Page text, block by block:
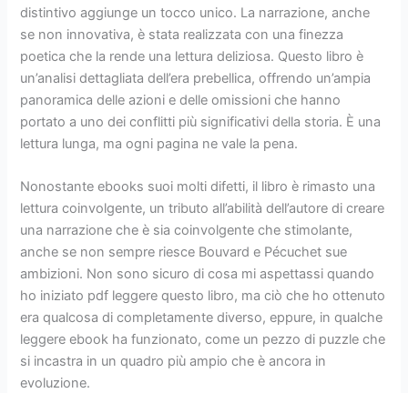
distintivo aggiunge un tocco unico. La narrazione, anche
se non innovativa, è stata realizzata con una finezza
poetica che la rende una lettura deliziosa. Questo libro è
un’analisi dettagliata dell’era prebellica, offrendo un’ampia
panoramica delle azioni e delle omissioni che hanno
portato a uno dei conflitti più significativi della storia. È una
lettura lunga, ma ogni pagina ne vale la pena.
Nonostante ebooks suoi molti difetti, il libro è rimasto una
lettura coinvolgente, un tributo all’abilità dell’autore di creare
una narrazione che è sia coinvolgente che stimolante,
anche se non sempre riesce Bouvard e Pécuchet sue
ambizioni. Non sono sicuro di cosa mi aspettassi quando
ho iniziato pdf leggere questo libro, ma ciò che ho ottenuto
era qualcosa di completamente diverso, eppure, in qualche
leggere ebook ha funzionato, come un pezzo di puzzle che
si incastra in un quadro più ampio che è ancora in
evoluzione.